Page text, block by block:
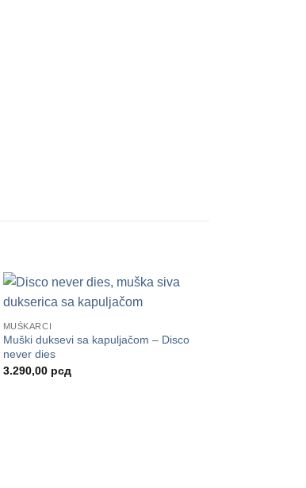
MUŠKARCI
Muški duksevi sa kapuljačom – Disco
never dies
3.290,00 рсд